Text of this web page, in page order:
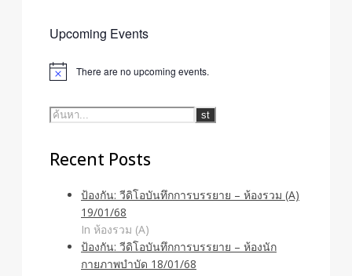
Upcoming Events
There are no upcoming events.
Recent Posts
ป้องกัน: วีดิโอบันทึกการบรรยาย – ห้องรวม (A)
19/01/68
In ห้องรวม (A)
ป้องกัน: วีดิโอบันทึกการบรรยาย – ห้องนัก
กายภาพบำบัด 18/01/68